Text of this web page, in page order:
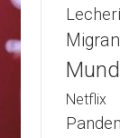
Netflix